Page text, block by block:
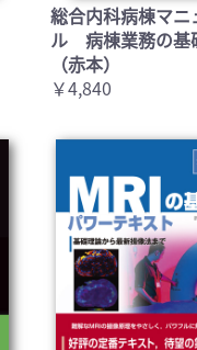
総合内科病棟マニ
ル 病棟業務の基
（赤本）
￥4,840